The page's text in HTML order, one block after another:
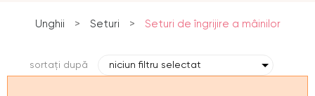
Unghii > Seturi > Seturi de îngrijire a mâinilor
sortați după niciun filtru selectat